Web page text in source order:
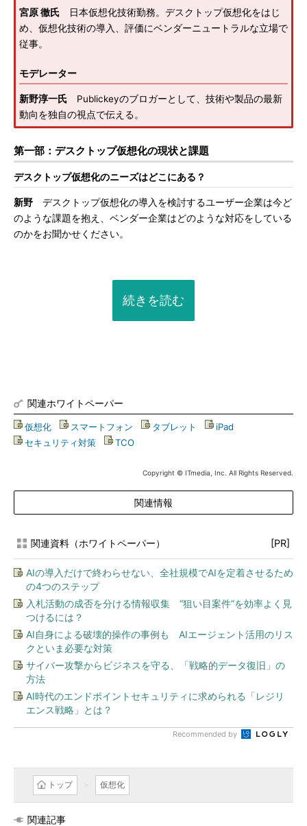
宮原 徹氏 日本仮想化技術勤務。デスクトップ仮想化をはじ
め、仮想化技術の導入、評価にベンダーニュートラルな立場で
従事。
モデレーター
新野淳一氏 Publickeyのブロガーとして、技術や製品の最新
動向を独自の視点で伝える。
第一部：デスクトップ仮想化の現状と課題
デスクトップ仮想化のニーズはどこにある？
新野 デスクトップ仮想化の導入を検討するユーザー企業は今ど
のような課題を抱え、ベンダー企業はどのような対応をしている
のかをお聞かせください。
続きを読む
関連ホワイトペーパー
仮想化 スマートフォン タブレット iPad
セキュリティ対策
TCO
Copyright © ITmedia, Inc. All Rights Reserved.
関連情報
関連資料（ホワイトペーパー） [PR]
AIの導入だけで終わらせない、全社規模でAIを定着させるため
の4つのステップ
入札活動の成否を分ける情報収集 “狙い目案件”を効率よく見
つけるには？
AI自身による破壊的操作の事例も AIエージェント活用のリス
クといま必要な対策
サイバー攻撃からビジネスを守る、「戦略的データ復旧」の
方法
AI時代のエンドポイントセキュリティに求められる「レジリ
エンス戦略」とは？
Recommended by
トップ 仮想化
関連記事